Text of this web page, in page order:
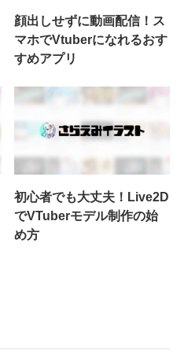
顔出しせずに動画配信！ス
マホでVtuberになれるおす
すめアプリ
初心者でも大丈夫！Live2D
でVTuberモデル制作の始
め方